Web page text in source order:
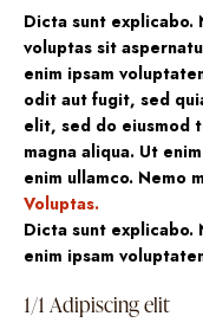
Dicta sunt explicabo.
voluptas sit
enim ipsam
odit aut fugit, sed
elit, sed do eiusmod
magna aliqua. Ut
enim ullamco. Nemo
Voluptas.
Dicta sunt explicabo.
enim ipsam
1/1 Adipiscing elit